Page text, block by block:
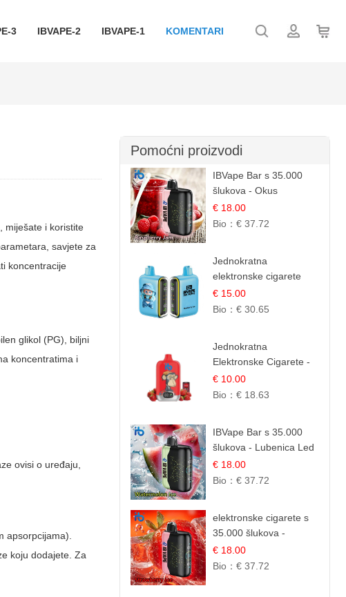
3 IBVAPE-2 IBVAPE-1 KOMENTARI
miješate i koristite
savjete za
koncentracije
glikol (PG), biljni
koncentratima i
ovisi o uređaju,
apsorpcijama).
koju dodajete. Za
Pomoćni proizvodi
IBVape Bar s 35.000
šlukova - Okus
Malinova Džema |
Slatka Voćna Aroma
€ 18.00
Bio： € 37.72
Jednokratna
elektronske cigarete
25.000 Puffova -
Jagodni Sladoled |
€ 15.00
Bio： € 30.65
Jednokratna
Elektronske Cigarete -
Red Bull i Jagoda |
IBVape
€ 10.00
Bio： € 18.63
IBVape Bar s 35.000
šlukova - Lubenica Led
| Osježavajući Ljetni
Okus
€ 18.00
Bio： € 37.72
elektronske cigarete s
35.000 šlukova -
Jagoda Led | Ohladivši i
Osježavajući Okus
€ 18.00
Bio： € 37.72